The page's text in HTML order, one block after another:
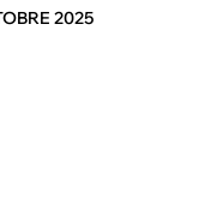
con ESG
2025